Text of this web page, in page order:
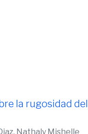
la rugosidad
Nathaly Mishelle